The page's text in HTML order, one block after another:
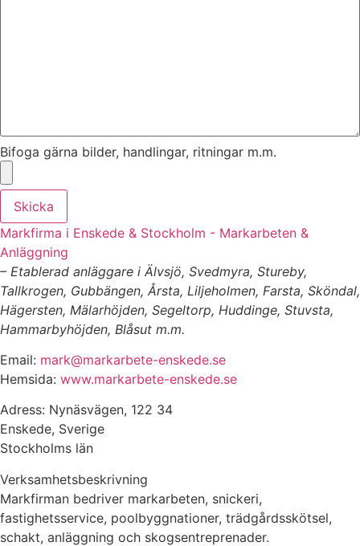
Bifoga gärna bilder, handlingar, ritningar m.m.
Skicka
Markfirma i Enskede & Stockholm - Markarbeten &
Anläggning
– Etablerad anläggare i Älvsjö, Svedmyra, Stureby,
Tallkrogen, Gubbängen, Årsta, Liljeholmen, Farsta, Sköndal,
Hägersten, Mälarhöjden, Segeltorp, Huddinge, Stuvsta,
Hammarbyhöjden, Blåsut m.m.
Email: mark@markarbete-enskede.se
Hemsida: www.markarbete-enskede.se
Adress: Nynäsvägen, 122 34
Enskede, Sverige
Stockholms län
Verksamhetsbeskrivning
Markfirman bedriver markarbeten, snickeri,
fastighetsservice, poolbyggnationer, trädgårdsskötsel,
schakt, anläggning och skogsentreprenader.